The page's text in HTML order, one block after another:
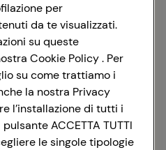
con Google
con Facebook
con Apple
per
da te visualizzati.
su queste
Cookie Policy . Per
su come trattiamo i
la nostra Privacy
l’installazione di tutti i
ACCETTA TUTTI
le singole tipologie